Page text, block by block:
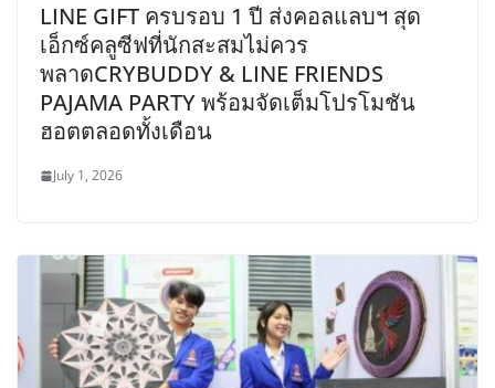
LINE GIFT ครบรอบ 1 ปี ส่งคอลแลบฯ สุด
เอ็กซ์คลูซีฟที่นักสะสมไม่ควร
พลาดCRYBUDDY & LINE FRIENDS
PAJAMA PARTY พร้อมจัดเต็มโปรโมชัน
ฮอตตลอดทั้งเดือน
July 1, 2026